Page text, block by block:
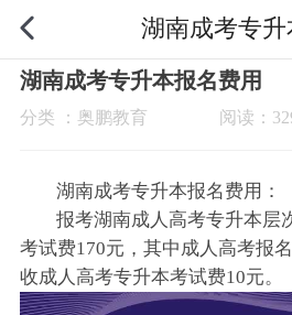
湖南成考专升本报名费用
分类 ：奥鹏教育 阅读：
湖南成考专升本报名费用：
报考湖南成人高考专升本层
考试费170元，其中成人高考报
收成人高考专升本考试费10元。